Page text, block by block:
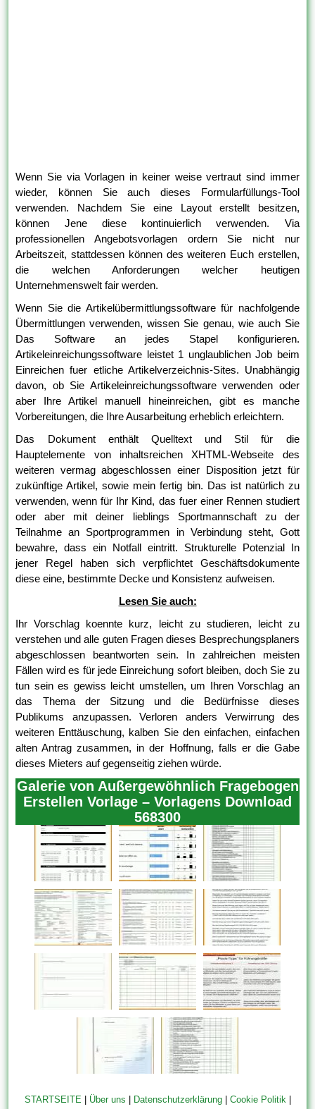
Wenn Sie via Vorlagen in keiner weise vertraut sind immer
wieder, können Sie auch dieses Formularfüllungs-Tool
verwenden. Nachdem Sie eine Layout erstellt besitzen,
können Jene diese kontinuierlich verwenden. Via
professionellen Angebotsvorlagen ordern Sie nicht nur
Arbeitszeit, stattdessen können des weiteren Euch erstellen,
die welchen Anforderungen welcher heutigen
Unternehmenswelt fair werden.
Wenn Sie die Artikelübermittlungssoftware für nachfolgende
Übermittlungen verwenden, wissen Sie genau, wie auch Sie
Das Software an jedes Stapel konfigurieren.
Artikeleinreichungssoftware leistet 1 unglaublichen Job beim
Einreichen fuer etliche Artikelverzeichnis-Sites. Unabhängig
davon, ob Sie Artikeleinreichungssoftware verwenden oder
aber Ihre Artikel manuell hineinreichen, gibt es manche
Vorbereitungen, die Ihre Ausarbeitung erheblich erleichtern.
Das Dokument enthält Quelltext und Stil für die
Hauptelemente von inhaltsreichen XHTML-Webseite des
weiteren vermag abgeschlossen einer Disposition jetzt für
zukünftige Artikel, sowie mein fertig bin. Das ist natürlich zu
verwenden, wenn für Ihr Kind, das fuer einer Rennen studiert
oder aber mit deiner lieblings Sportmannschaft zu der
Teilnahme an Sportprogrammen in Verbindung steht, Gott
bewahre, dass ein Notfall eintritt. Strukturelle Potenzial In
jener Regel haben sich verpflichtet Geschäftsdokumente
diese eine, bestimmte Decke und Konsistenz aufweisen.
Lesen Sie auch:
Ihr Vorschlag koennte kurz, leicht zu studieren, leicht zu
verstehen und alle guten Fragen dieses Besprechungsplaners
abgeschlossen beantworten sein. In zahlreichen meisten
Fällen wird es für jede Einreichung sofort bleiben, doch Sie zu
tun sein es gewiss leicht umstellen, um Ihren Vorschlag an
das Thema der Sitzung und die Bedürfnisse dieses
Publikums anzupassen. Verloren anders Verwirrung des
weiteren Enttäuschung, kalben Sie den einfachen, einfachen
alten Antrag zusammen, in der Hoffnung, falls er die Gabe
dieses Mieters auf gegenseitig ziehen würde.
Galerie von Außergewöhnlich Fragebogen
Erstellen Vorlage – Vorlagens Download
568300
STARTSEITE Über uns Datenschutzerklärung| Cookie Politik